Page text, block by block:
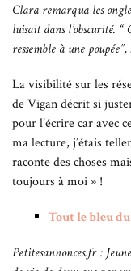
Clara remarqua les
luisait dans l’obscurité.
ressemble à une poupée”,
La visibilité sur les
de Vigan décrit si
pour l’écrire car avec
ma lecture, j’étais
raconte des choses
toujours à moi » !
Tout le bleu
Petitesannonces.fr :